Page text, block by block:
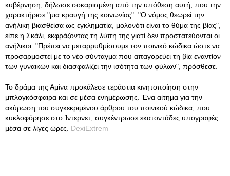
κυβέρνηση, δήλωσε σοκαρισμένη από την υπόθεση αυτή, που την
χαρακτήρισε "μια κραυγή της κοινωνίας". "Ο νόμος θεωρεί την
ανήλικη βιασθείσα ως εγκληματία, μολονότι είναι το θύμα της βίας",
είπε η Σκάλι, εκφράζοντας τη λύπη της γιατί δεν προστατεύονται οι
ανήλικοι. "Πρέπει να μεταρρυθμίσουμε τον ποινικό κώδικα ώστε να
προσαρμοστεί με το νέο σύνταγμα που απαγορεύει τη βία εναντίον
των γυναικών και διασφαλίζει την ισότητα των φύλων", πρόσθεσε.
Το δράμα της Αμίνα προκάλεσε τεράστια κινητοποίηση στην
μπλογκόσφαιρα και σε μέσα ενημέρωσης. Ένα αίτημα για την
ακύρωση του συγκεκριμένου άρθρου του ποινικού κώδικα, που
κυκλοφόρησε στο Ίντερνετ, συγκέντρωσε εκατοντάδες υπογραφές
μέσα σε λίγες ώρες. DexiExtrem